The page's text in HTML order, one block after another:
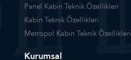
Panel Kabin Teknik Özellikleri
Kabin Teknik Özellikleri
Metropol Kabin Teknik Özellikleri
Kurumsal